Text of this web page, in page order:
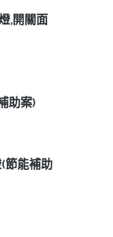
,開關面
助案)
節能補助